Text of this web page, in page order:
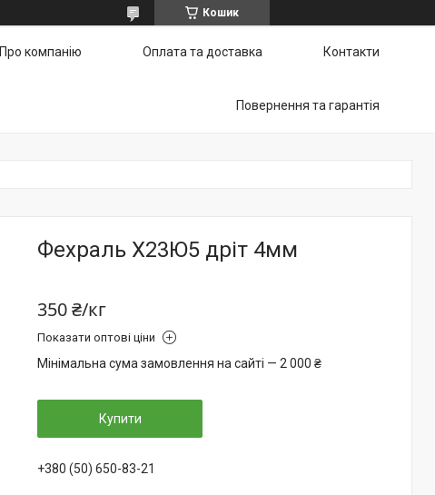
Кошик
Про компанію Оплата та доставка Контакти
Повернення та гарантія
Фехраль Х23Ю5 дріт 4мм
350 ₴/кг
Показати оптові ціни
Мінімальна сума замовлення на сайті — 2 000 ₴
Купити
+380 (50) 650-83-21